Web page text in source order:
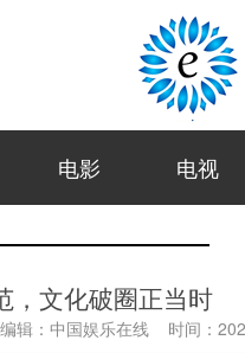
电影 电视
，文化破圈正当时
编辑： 中国娱乐在线 时间：